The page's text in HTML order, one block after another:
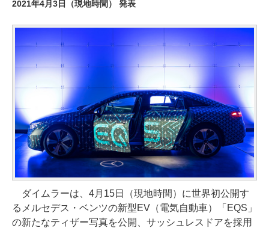
2021年4月3日（現地時間） 発表
ダイムラーは、4月15日（現地時間）に世界初公開す
るメルセデス・ベンツの新型EV（電気自動車）「EQS」
の新たなティザー写真を公開、サッシュレスドアを採用